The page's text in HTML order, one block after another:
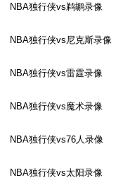
NBA独行侠vs鹈鹕录像
NBA独行侠vs尼克斯录像
NBA独行侠vs雷霆录像
NBA独行侠vs魔术录像
NBA独行侠vs76人录像
NBA独行侠vs太阳录像